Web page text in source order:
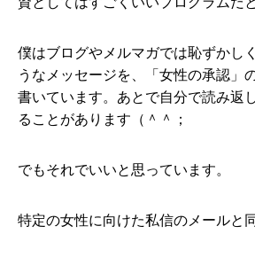
僕はブログやメルマガでは恥ずかし
うなメッセージを、「女性の承認」
書いています。あとで自分で読み返
ることがあります（＾＾；
でもそれでいいと思っています。
特定の女性に向けた私信のメールと